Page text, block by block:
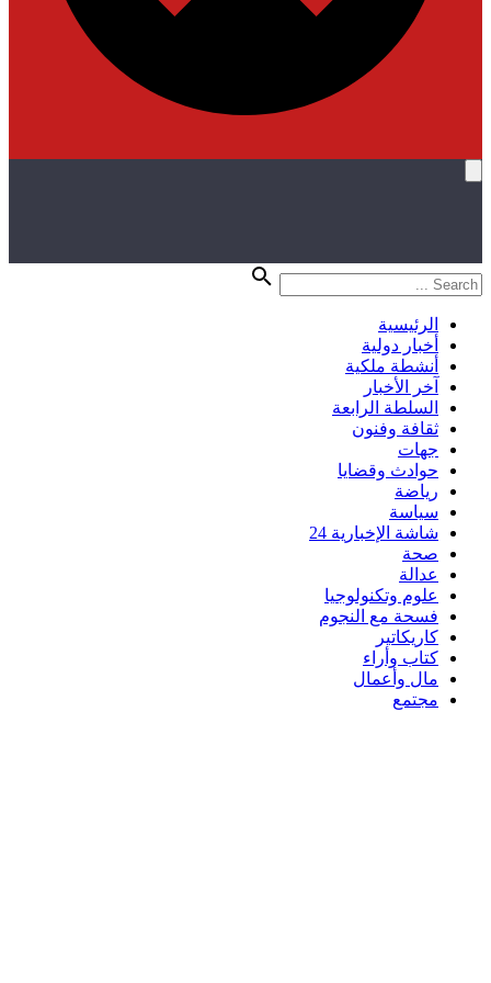
الرئيسية
أخبار دولية
أنشطة ملكية
آخر الأخبار
السلطة الرابعة
ثقافة وفنون
جهات
حوادث وقضايا
رياضة
سياسة
شاشة الإخبارية 24
صحة
عدالة
علوم وتكنولوجيا
فسحة مع النجوم
كاريكاتير
كتاب وأراء
مال وأعمال
مجتمع